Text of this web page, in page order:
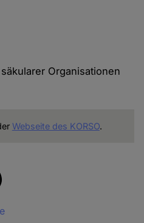
Organisationen
Webseite des KORSO.